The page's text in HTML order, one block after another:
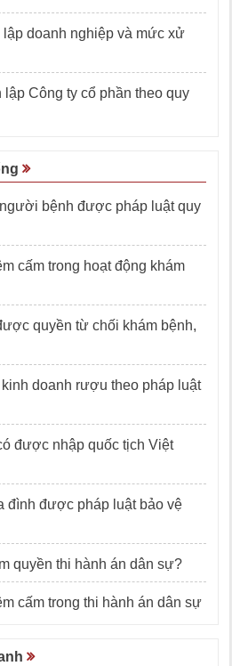
lập doanh nghiệp và mức xử
lập Công ty cổ phần theo quy
bệnh được pháp luật quy
cấm trong hoạt động khám
quyền từ chối khám bệnh,
doanh rượu theo pháp luật
được nhập quốc tịch Việt
đình được pháp luật bảo vệ
quyền thi hành án dân sự?
cấm trong thi hành án dân sự